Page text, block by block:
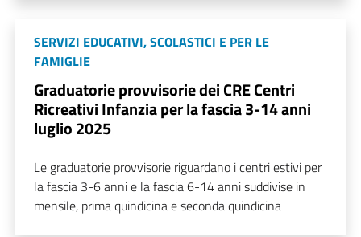
SERVIZI EDUCATIVI, SCOLASTICI E PER LE
FAMIGLIE
Graduatorie provvisorie dei CRE Centri
Ricreativi Infanzia per la fascia 3-14 anni
luglio 2025
Le graduatorie provvisorie riguardano i centri estivi per
la fascia 3-6 anni e la fascia 6-14 anni suddivise in
mensile, prima quindicina e seconda quindicina